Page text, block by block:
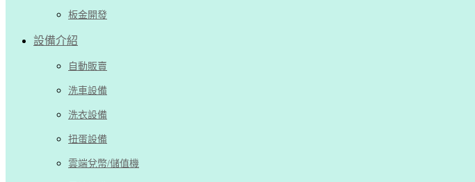
板金開發
設備介紹
自動販賣
洗車設備
洗衣設備
扭蛋設備
雲端兌幣/儲值機